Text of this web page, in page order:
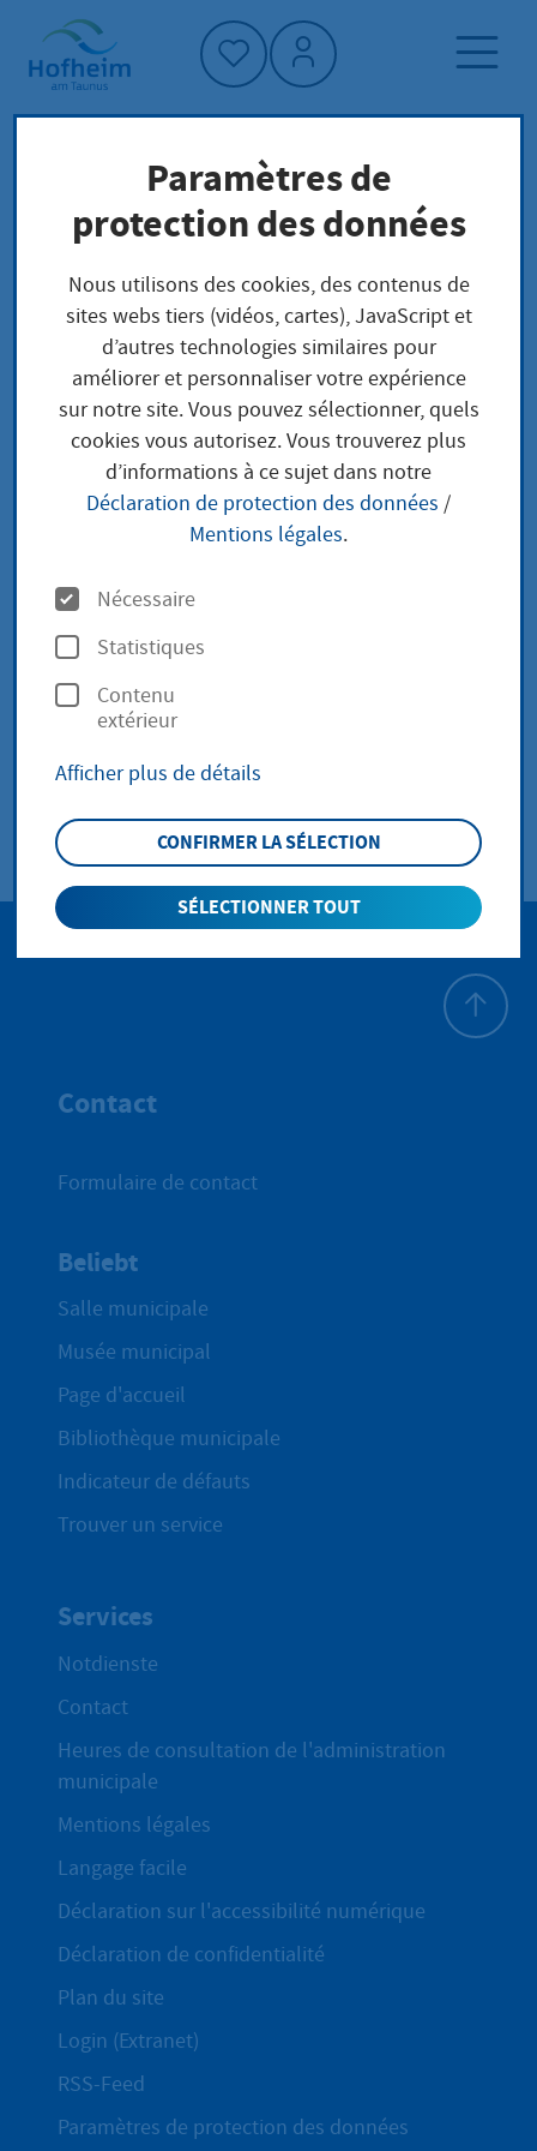
Accueil"
Page d'accueil
Trouver un service
Préoccupations locales
Kulturprojekte
In vielen Kommunen können Sie für Ihr
Kulturprojekt eine Förderung erhalten.
Leistungsbeschreibung
werden von einigen Kommunen veranstaltet und
gefördert.
Contact
Formulaire de contact
Beliebt
Salle municipale
Musée municipal
Page d'accueil
Bibliothèque municipale
Indicateur de défauts
Trouver un service
Services
Notdienste
Contact
Heures de consultation de l'administration
municipale
Mentions légales
Langage facile
Déclaration sur l'accessibilité numérique
Déclaration de confidentialité
Plan du site
Login (Extranet)
RSS-Feed
Paramètres de protection des données
Paramètres de
protection des données
Nous utilisons des cookies, des contenus de
sites webs tiers (vidéos, cartes), JavaScript et
d’autres technologies similaires pour
améliorer et personnaliser votre expérience
sur notre site. Vous pouvez sélectionner, quels
cookies vous autorisez. Vous trouverez plus
d’informations à ce sujet dans notre
Déclaration de protection des données /
Mentions légales.
O
p
t
i
n
s
Nécessaire
Statistiques
Contenu
extérieur
Afficher plus de détails
CONFIRMER LA SÉLECTION
SÉLECTIONNER TOUT